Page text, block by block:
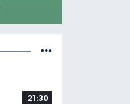
21:30